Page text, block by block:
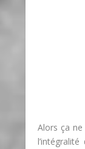
Alors ça